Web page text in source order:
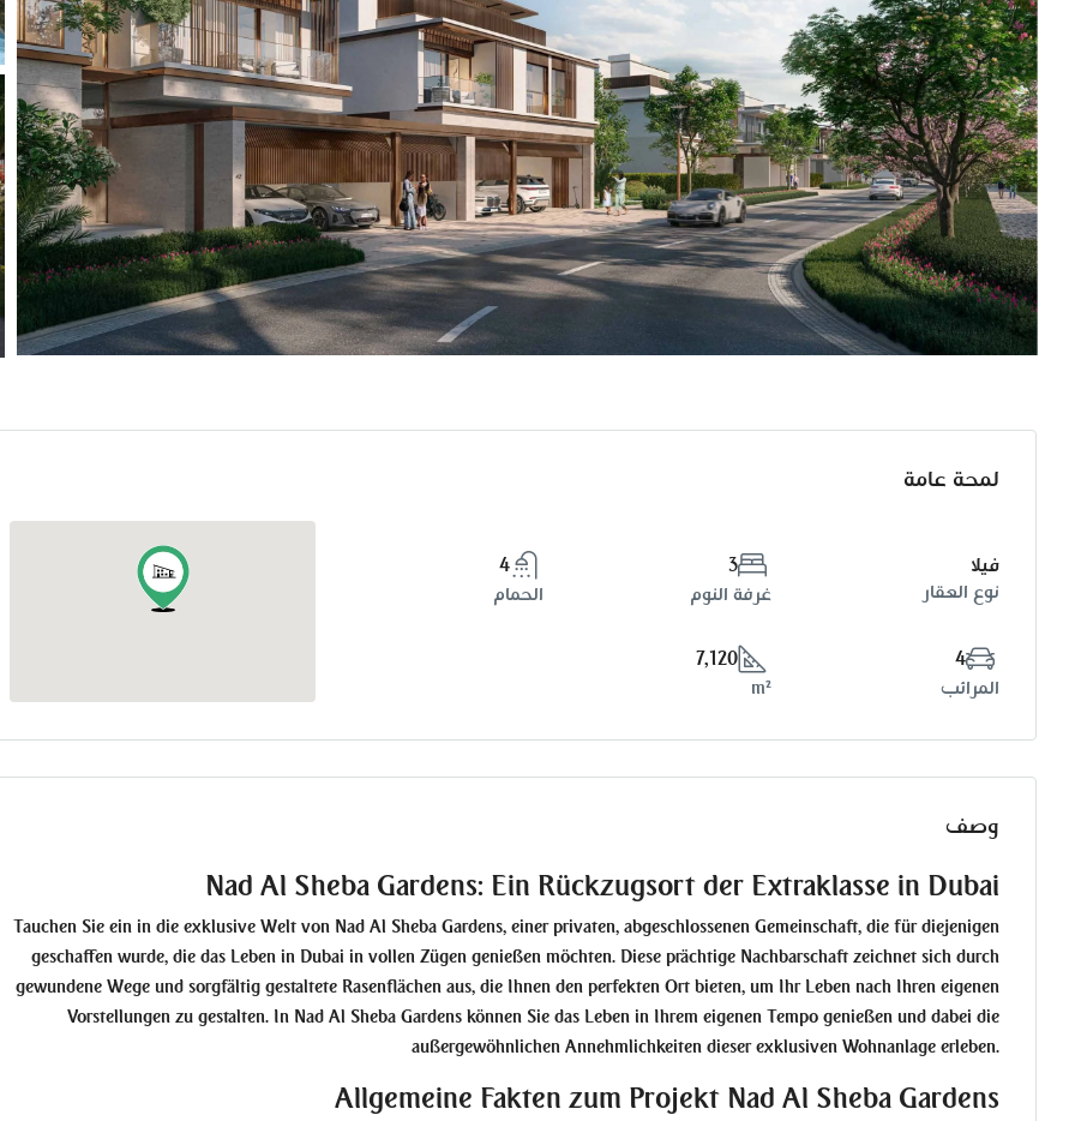
لمحة عامة
فيلا
نوع العقار
3
غرفة النوم
4
الحمام
4
المرائب
7,120
m²
وصف
Nad Al Sheba Gardens: Ein Rückzugsort der Extraklasse in Dubai
Tauchen Sie ein in die exklusive Welt von Nad Al Sheba Gardens, einer privaten, abgeschlossenen Gemeinschaft, die für diejenigen
geschaffen wurde, die das Leben in Dubai in vollen Zügen genießen möchten. Diese prächtige Nachbarschaft zeichnet sich durch
gewundene Wege und sorgfältig gestaltete Rasenflächen aus, die Ihnen den perfekten Ort bieten, um Ihr Leben nach Ihren eigenen
Vorstellungen zu gestalten. In Nad Al Sheba Gardens können Sie das Leben in Ihrem eigenen Tempo genießen und dabei die
außergewöhnlichen Annehmlichkeiten dieser exklusiven Wohnanlage erleben.
Allgemeine Fakten zum Projekt Nad Al Sheba Gardens